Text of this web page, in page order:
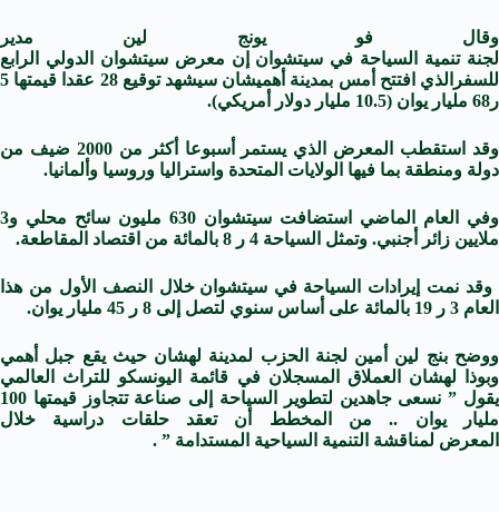
وقال فو يونج لين مدير
لجنةتنمية السياحة في سيتشوان إن معرض سيتشوان الدولي الرابع
للسفر الذي افتتح أمس بمدينة أهميشان سيشهد توقيع 28 عقد
ا قيمتها 5
ر68 مليار يوان (10.5 مليار دولار أمريكي).
وقد استقطب المعرض
الذي يستمر أسبوعا أكثر من 2000 ضيف من
دولة ومنطقة بما فيها الولايات المتحدة واستراليا وروسيا وألمانيا.
وفي العام الماضي استضافت سيتشوان
630 مليون سائح محلي و3
ملايين زائر أجنبي. وتمثل السياحة
وقد نمت إيرادات السياحة فيسيتشوان خلال النصف الأول من هذا
العام 3 ر 19 بالمائة على أساس سنوي لتصل إلى 8 ر 45 مليار يوان.
ووضح بنج لين أمين لجنة الحزب لمدينة لهشان حيث يقع جبل أهمي
وبوذا لهشان العملاق المسجلان في قائمة اليونسكو للتراث العالمي
يقول ” نسعى جاهدين لتطوير
السياحة
إلى صناعة تتجاوز قيمتها 100
مليار يوان .. من المخطط أن تعقد حلقات دراسية خلال
المعرض لمناقشة التنمية السياحية المستدامة ” .